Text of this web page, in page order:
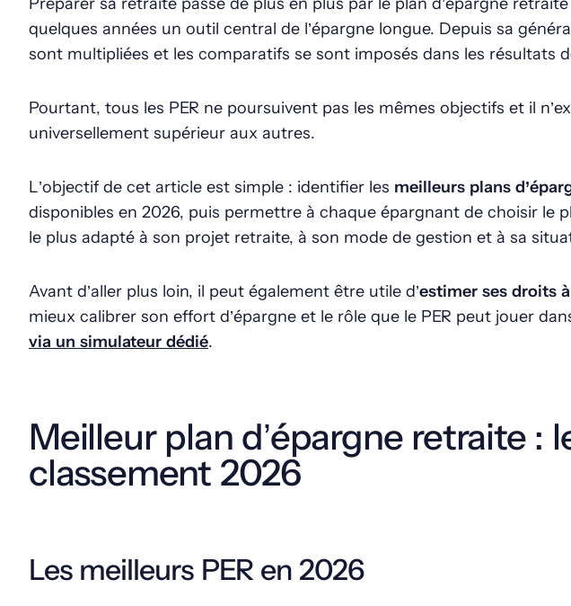
quelques années un outil central de l’épargne longue. Depuis sa
sont multipliées et les comparatifs se sont imposés dans les résultats
Pourtant, tous les PER ne poursuivent pas les mêmes objectifs et il
universellement supérieur aux autres.
L’objectif de cet article est simple : identifier les meilleurs plans
disponibles en 2026, puis permettre à chaque épargnant de choisir le
le plus adapté à son projet retraite, à son mode de gestion et à sa
Avant d’aller plus loin, il peut également être utile d’estimer ses droits
mieux calibrer son effort d’épargne et le rôle que le PER peut jouer
via un simulateur dédié.
Meilleur plan d’épargne retraite :
classement 2026
Les meilleurs PER en 2026